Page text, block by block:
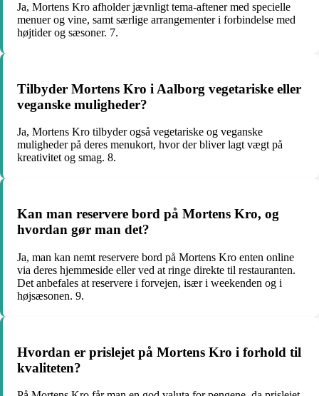
Ja, Mortens Kro afholder jævnligt tema-aftener med specielle
menuer og vine, samt særlige arrangementer i forbindelse med
højtider og sæsoner. 7.
Tilbyder Mortens Kro i Aalborg vegetariske eller
veganske muligheder?
Ja, Mortens Kro tilbyder også vegetariske og veganske
muligheder på deres menukort, hvor der bliver lagt vægt på
kreativitet og smag. 8.
Kan man reservere bord på Mortens Kro, og
hvordan gør man det?
Ja, man kan nemt reservere bord på Mortens Kro enten online
via deres hjemmeside eller ved at ringe direkte til restauranten.
Det anbefales at reservere i forvejen, især i weekenden og i
højsæsonen. 9.
Hvordan er prislejet på Mortens Kro i forhold til
kvaliteten?